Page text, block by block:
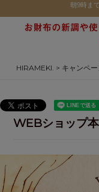
朝9時ま
HIRAMEKI. キャンペー
WEBショップ